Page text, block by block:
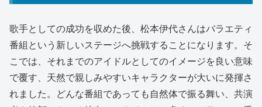
歌手としての成功を収めた後、松本伊代さんはバラエティ
番組という新しいステージへ挑戦することになります。そ
こでは、それまでのアイドルとしてのイメージを良い意味
で覆す、天然で親しみやすいキャラクターが大いに発揮さ
れました。どんな番組であっても自然体で振る舞い、共演